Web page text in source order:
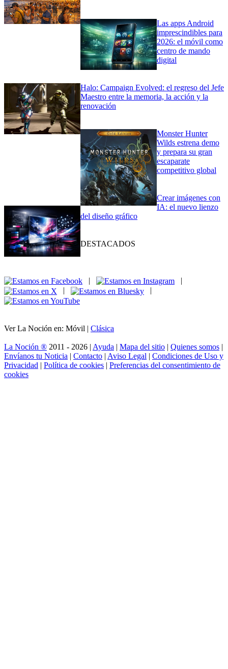
Las apps Android
imprescindibles para
2026: el móvil como
centro de mando
digital
Halo: Campaign Evolved: el regreso del Jefe
Maestro entre la memoria, la acción y la
renovación
Monster Hunter
Wilds estrena demo
y prepara su gran
escaparate
competitivo global
Crear imágenes con
IA: el nuevo lienzo
del diseño gráfico
DESTACADOS
|
|
Ver La Noción en: Móvil | Clásica
La Noción ® 2011 - 2026 | Ayuda | Mapa del sitio | Quienes somos |
Envíanos tu Noticia | Contacto | Aviso Legal | Condiciones de Uso y
Privacidad | Política de cookies | Preferencias del consentimiento de
cookies